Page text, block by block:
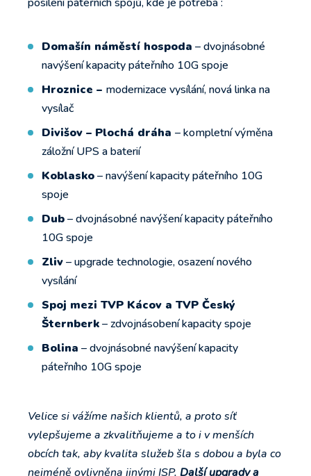
Domašín náměstí hospoda – dvojnásobné
navýšení kapacity páteřního 10G spoje
Hroznice – modernizace vysílání, nová linka na
vysílač
Divišov – Plochá dráha – kompletní výměna
záložní UPS a baterií
Koblasko– navýšení kapacity páteřního 10G
spoje
Dub– dvojnásobné navýšení kapacity páteřního
10G spoje
Zliv– upgrade technologie, osazení nového
vysílání
Spoj mezi TVP Kácov a TVP Český
Šternberk– zdvojnásobení kapacity spoje
Bolina – dvojnásobné navýšení kapacity
páteřního 10G spoje
Velice si vážíme našich klientů, a proto síť
vylepšujeme a zkvalitňujeme a to i v menších
obcích tak, aby kvalita služeb šla s dobou a byla co
nejméně ovlivněna jinými ISP. Další upgrady a